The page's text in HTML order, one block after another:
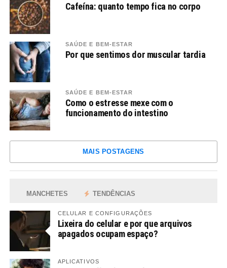
Cafeína: quanto tempo fica no corpo
SAÚDE E BEM-ESTAR
Por que sentimos dor muscular tardia
SAÚDE E BEM-ESTAR
Como o estresse mexe com o
funcionamento do intestino
MAIS POSTAGENS
MANCHETES TENDÊNCIAS
CELULAR E CONFIGURAÇÕES
Lixeira do celular e por que arquivos
apagados ocupam espaço?
APLICATIVOS